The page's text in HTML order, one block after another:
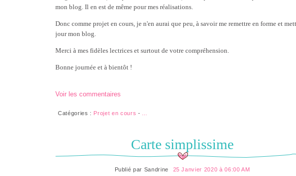
mon blog. Il en est de même pour mes réalisations.
Donc comme projet en cours, je n'en aurai que peu, à savoir me remettre en forme et
jour mon blog.
Merci à mes fidèles lectrices et surtout de votre compréhension.
Bonne journée et à bientôt !
Voir les commentaires
Catégories : Projet en cours -
Carte simplissime
Publié par Sandrine 25 Janvier 2020 à 06:00 AM